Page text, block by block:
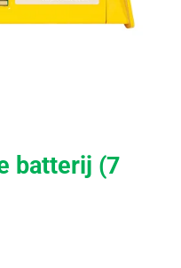
batterij (7